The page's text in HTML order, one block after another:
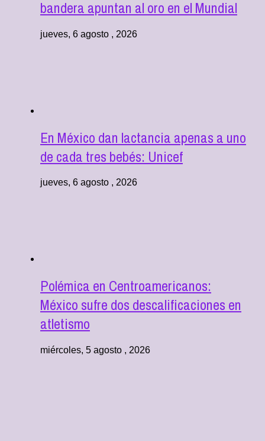
bandera apuntan al oro en el Mundial
jueves, 6 agosto , 2026
En México dan lactancia apenas a uno
de cada tres bebés: Unicef
jueves, 6 agosto , 2026
Polémica en Centroamericanos:
México sufre dos descalificaciones en
atletismo
miércoles, 5 agosto , 2026